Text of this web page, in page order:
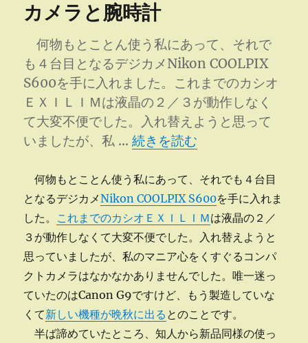
ー
ク
イ
成
育
中
カメラと腕時計
何物もとことん使う私にあって、それで
も４台目となるデジカメNikon COOLPIX
S600を手に入れました。これまでのカシオ
ＥＸＩＬＩＭは液晶の２／３が動作しなく
て大変不便でした。入れ替えようと思って
いましたが、私 …“カメラと腕時計” の
続きを読む
何物もとことん使う私にあって、それでも４台目
となるデジカメNikon COOLPIX S600を手に入れま
した。 これまでのカシオＥＸＩＬＩＭは液晶の２／
３が動作しなくて大変不便でした。入れ替えようと
思っていましたが、私のマニア心をくすぐるコンパ
クトカメラはなかなかありませんでした。唯一迷っ
ていたのはCanon G9ですけど、もう製造していな
くて新しい機種が晩秋に出る とのことです。
半ば諦めていたところ、知人から新品同様の使っ